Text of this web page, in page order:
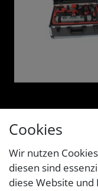
Cookies
Wir nutzen
diesen sind
diese Website